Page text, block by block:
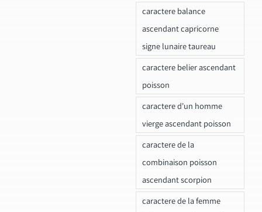
caractere balance
ascendant capricorne
signe lunaire taureau
caractere belier ascendant
poisson
caractere d'un homme
vierge ascendant poisson
caractere de la
combinaison poisson
ascendant scorpion
caractere de la femme